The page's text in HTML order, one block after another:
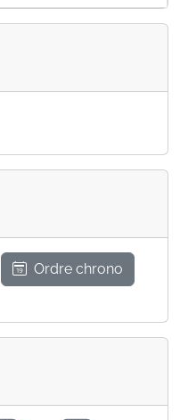
Ordre chrono